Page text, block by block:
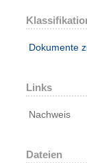
Dokumente
Links
Nachweis
Dateien